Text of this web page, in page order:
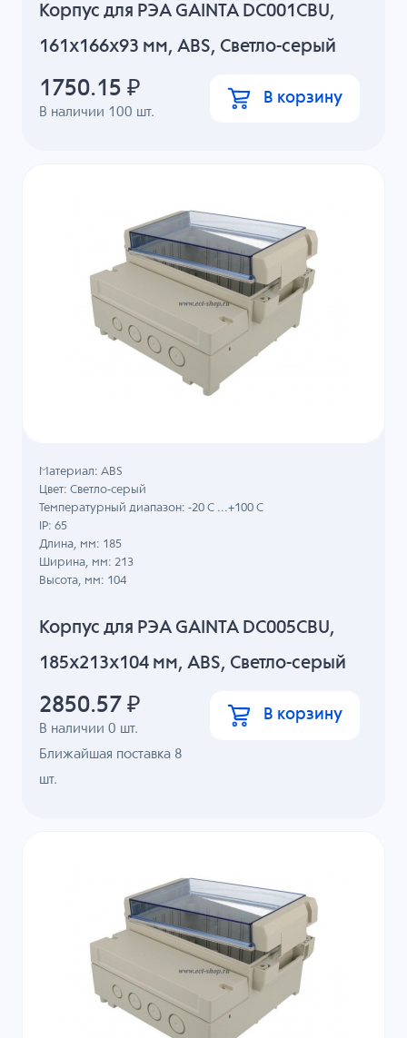
Корпус для РЭА GAINTA DC001CBU,
161x166x93 мм, ABS, Светло-серый
В наличии 100 шт.
1750.15 ₽ В корзину
Корпус для РЭА GAINTA DC005CBU,
185x213x104 мм, ABS, Светло-серый
В наличии0 шт.
Ближайшая поставка 8
шт.
Материал: ABS
Цвет: Светло-серый
Температурный диапазон: -20 C ...+100 C
IP: 65
Длина, мм: 185
Ширина, мм: 213
Высота, мм: 104
2850.57 ₽ В корзину